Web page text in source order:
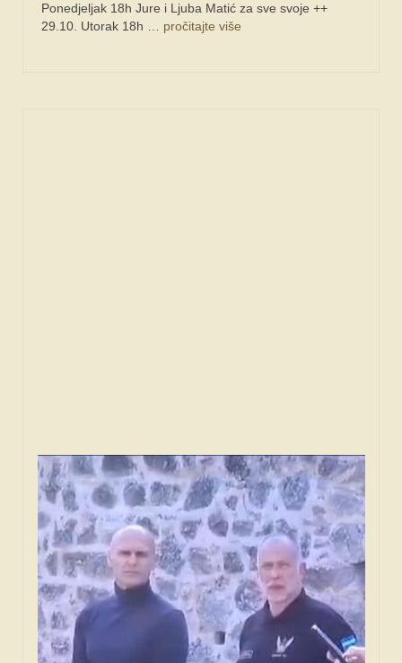
Ponedjeljak 18h Jure i Ljuba Matić za sve svoje ++
29.10. Utorak 18h … pročitajte više